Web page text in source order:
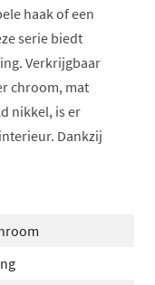
haak of een
serie biedt
Verkrijgbaar
chroom, mat
nikkel, is er
Dankzij
constructie